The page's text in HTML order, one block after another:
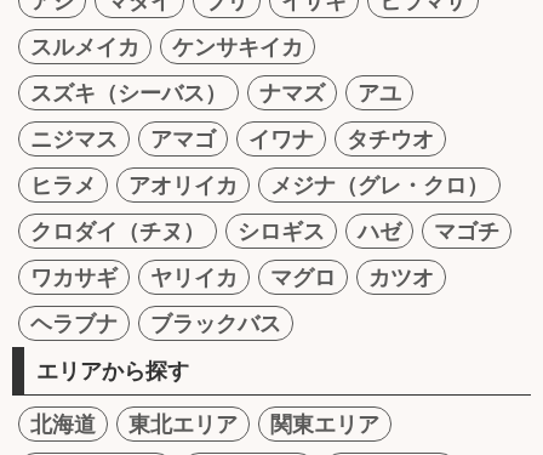
スルメイカ
ケンサキイカ
スズキ（シーバス）
ナマズ
アユ
ニジマス
アマゴ イワナ
タチウオ
ヒラメ
アオリイカ
メジナ（グレ・クロ）
クロダイ（チヌ）
シロギス ハゼ
マゴチ
ワカサギ
ヤリイカ マグロ
カツオ
ヘラブナ
ブラックバス
エリアから探す
北海道 東北エリア
関東エリア